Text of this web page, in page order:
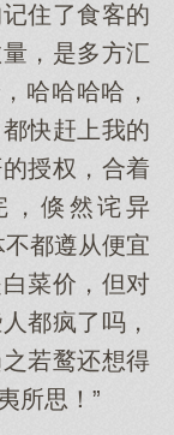
住了食客的
，是多方汇
哈哈哈哈，
快赶上我的
授权，合着
，倏然诧异
都遵从便宜
菜价，但对
都疯了吗，
若鹜还想得
所思！”